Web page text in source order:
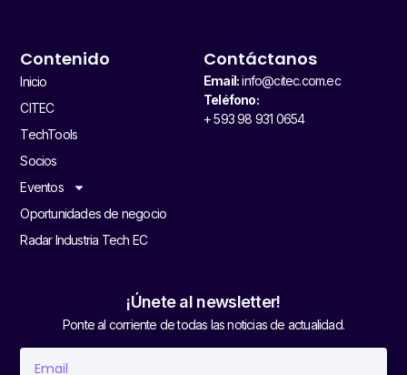
Contenido
Inicio
CITEC
TechTools
Socios
Eventos
Oportunidades de negocio
Radar Industria Tech EC
Contáctanos
Email:info@citec.com.ec
Teléfono:
+ 593 98 931 0654
¡Únete al newsletter!
Ponte al corriente de todas las noticias de actualidad.